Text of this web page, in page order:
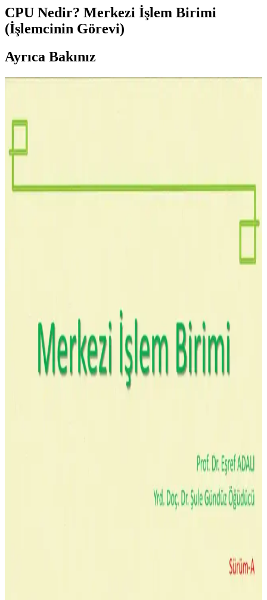
CPU Nedir? Merkezi İşlem Birimi
(İşlemcinin Görevi)
Ayrıca Bakınız
Krl HY-510 termal macun, yüksek ısı iletkenliği ve yalıtkan
dağılımı sağlar, sistem stabilitesini artırır.
Teknolojilerindeki Güncel Durum ve Gelişmeler
Deep Cool AG400-LED ARGB 120 mm CPU
Soğutucu Performans ve Tasarım Analizi
Deep Cool AG400-LED, yüksek performanslı 120 mm fanı ve şık
tasarımıyla işlemci soğutmasında etkili çözüm sunar, sessiz çalışması
riskli olup performans düşüşüne yol açar. Sıcaklığı kontrol ederek
Powermaster PWR-511 Gri Termal Macun Yüksek
Performanslı Isı İletkenliği Özelliğiyle